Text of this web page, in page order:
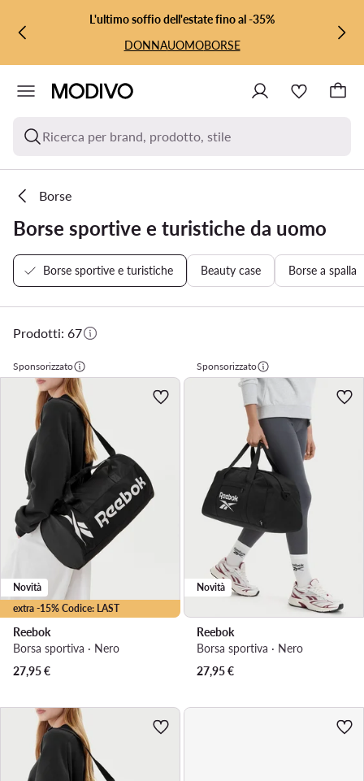
VAI AL CONTENUTO PRINCIPALE
VAI ALLA RICERCAL'ultimo soffio dell'estate fino al -35%
DONNAUOMOBORSE
Ricerca per brand, prodotto, stile
Borse
Borse sportive e turistiche da uomo
Borse sportive e turistiche Beauty case Borse a spalla
Prodotti: 67
Sponsorizzato
extra -15% Codice: LAST
Novità
Reebok
Borsa sportiva · Nero
27,95€
Sponsorizzato
Novità
Reebok
Borsa sportiva · Nero
27,95€